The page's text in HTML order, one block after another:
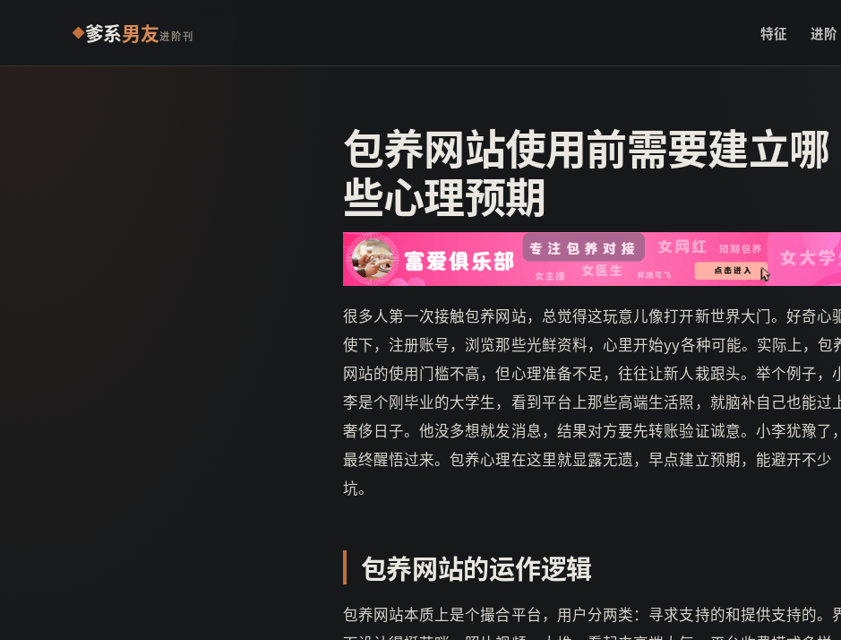
爹系男友进阶刊 特征 进阶
包养网站使用前需要建立哪
些心理预期
很多人第一次接触包养网站，总觉得这玩意儿像打开新世界大门。好奇心
使下，注册账号，浏览那些光鲜资料，心里开始yy各种可能。实际上，包
网站的使用门槛不高，但心理准备不足，往往让新人栽跟头。举个例子，
李是个刚毕业的大学生，看到平台上那些高端生活照，就脑补自己也能过
奢侈日子。他没多想就发消息，结果对方要先转账验证诚意。小李犹豫了，
最终醒悟过来。包养心理在这里就显露无遗，早点建立预期，能避开不少
坑。
包养网站的运作逻辑
包养网站本质上是个撮合平台，用户分两类：寻求支持的和提供支持的。